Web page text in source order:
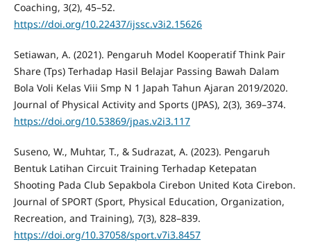
Coaching, 3(2), 45–52.
https://doi.org/10.22437/ijssc.v3i2.15626
Setiawan, A. (2021). Pengaruh Model Kooperatif Think Pair
Share (Tps) Terhadap Hasil Belajar Passing Bawah Dalam
Bola Voli Kelas Viii Smp N 1 Japah Tahun Ajaran 2019/2020.
Journal of Physical Activity and Sports (JPAS), 2(3), 369–374.
https://doi.org/10.53869/jpas.v2i3.117
Suseno, W., Muhtar, T., & Sudrazat, A. (2023). Pengaruh
Bentuk Latihan Circuit Training Terhadap Ketepatan
Shooting Pada Club Sepakbola Cirebon United Kota Cirebon.
Journal of SPORT (Sport, Physical Education, Organization,
Recreation, and Training), 7(3), 828–839.
https://doi.org/10.37058/sport.v7i3.8457